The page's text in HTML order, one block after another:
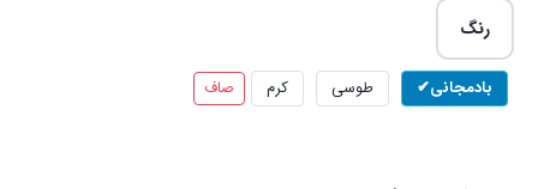
رنگ
بادمجانی طوسی کرم صاف